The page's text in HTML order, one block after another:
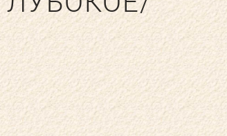
И ОБОРУДОВАНИЕ
ДЕТСКИЙ КЛУБ